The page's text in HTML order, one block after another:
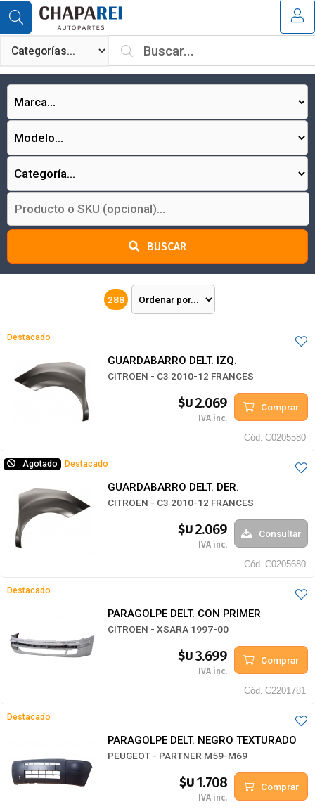
¿Tienes cupón de descuento?
BUSCAR
288
Destacado
GUARDABARRO DELT. IZQ.
CITROEN - C3 2010-12 FRANCES
$U2.069
IVA inc.
Comprar
Cód. C0205580
Agotado Destacado
GUARDABARRO DELT. DER.
CITROEN - C3 2010-12 FRANCES
$U2.069
IVA inc.
Consultar
Cód. C0205680
Destacado
PARAGOLPE DELT. CON PRIMER
CITROEN - XSARA 1997-00
$U3.699
IVA inc.
Comprar
Cód. C2201781
Destacado
PARAGOLPE DELT. NEGRO TEXTURADO
PEUGEOT - PARTNER M59-M69
$U1.708
IVA inc.
Comprar